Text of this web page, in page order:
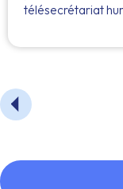
télésecrétariat